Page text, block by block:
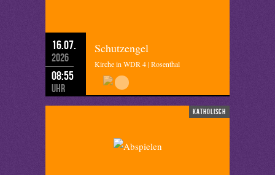
16.07.
2026
08:55
Uhr
Schutzengel
Kirche in WDR 4 | Rosenthal
katholisch